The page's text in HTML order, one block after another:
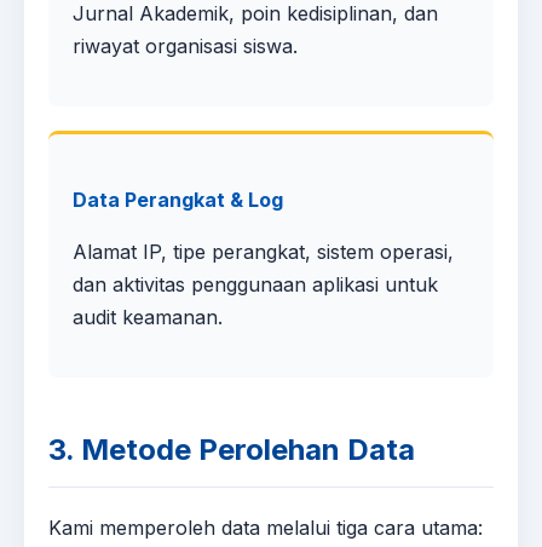
Jurnal Akademik, poin kedisiplinan, dan
riwayat organisasi siswa.
Data Perangkat & Log
Alamat IP, tipe perangkat, sistem operasi,
dan aktivitas penggunaan aplikasi untuk
audit keamanan.
3. Metode Perolehan Data
Kami memperoleh data melalui tiga cara utama: